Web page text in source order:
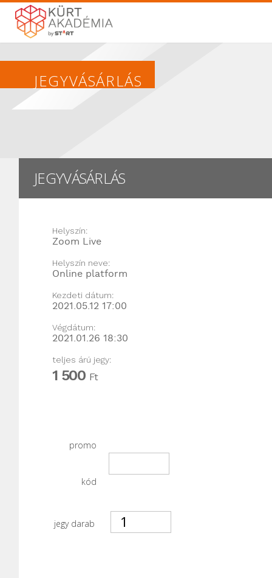
JEGYVÁSÁRLÁS
JEGYVÁSÁRLÁS
Helyszín:
Zoom Live
Helyszín neve:
Online platform
Kezdeti dátum:
2021.05.12 17:00
Végdátum:
2021.01.26 18:30
teljes árú jegy:
1 500 Ft
promo
kód
jegy darab